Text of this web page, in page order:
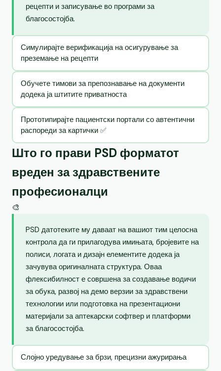
рецепти и записување во програми за
благосостојба.
Симулирајте верификација на осигурување за
преземање на рецепти
Обучете тимови за препознавање на документи
додека ја штитите приватноста
Прототипирајте пациентски портали со автентични
распореди за картички ✅
Што го прави PSD форматот
вреден за здравствените
професионалци
🎨
PSD датотеките му даваат на вашиот тим целосна
контрола да ги прилагодува имињата, бројевите на
полиси, логата и дизајн елементите додека ја
зачувува оригиналната структура. Оваа
флексибилност е совршена за создавање водичи
за обука, развој на демо верзии за здравствени
технологии или подготовка на презентациони
материјали за аптекарски софтвер и платформи
за благосостојба.
Слојно уредување за брзи, прецизни ажурирања